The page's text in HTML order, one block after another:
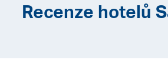
Recenze hotelů